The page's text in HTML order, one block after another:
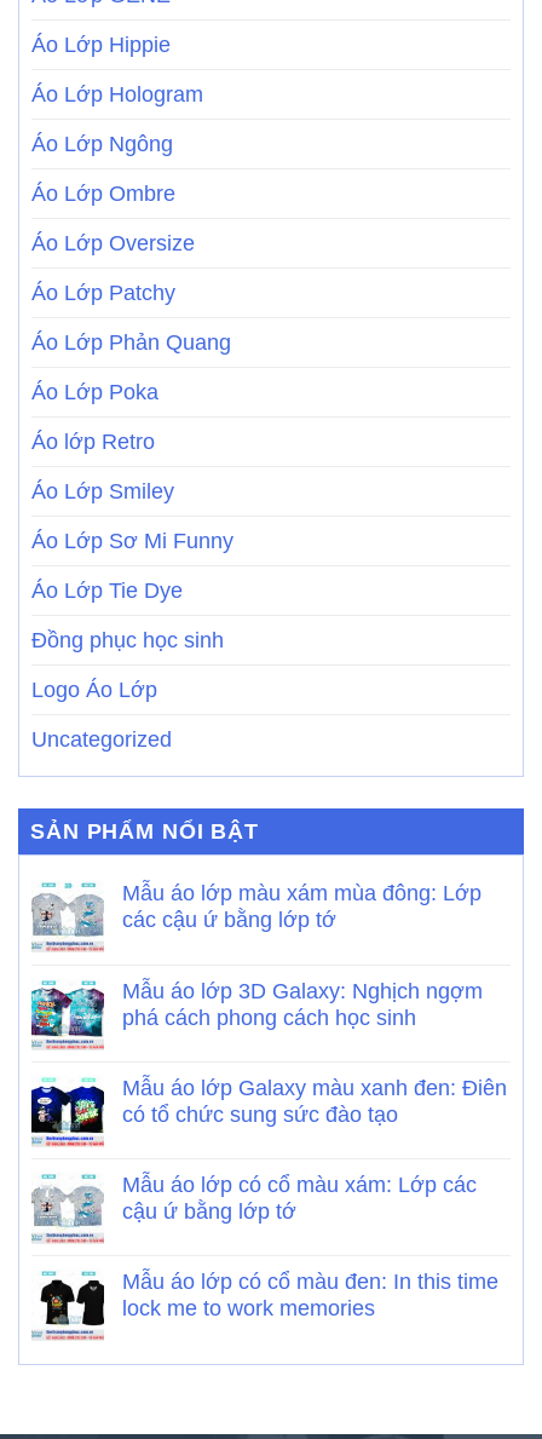
Áo Lớp Hippie
Áo Lớp Hologram
Áo Lớp Ngông
Áo Lớp Ombre
Áo Lớp Oversize
Áo Lớp Patchy
Áo Lớp Phản Quang
Áo Lớp Poka
Áo lớp Retro
Áo Lớp Smiley
Áo Lớp Sơ Mi Funny
Áo Lớp Tie Dye
Đồng phục học sinh
Logo Áo Lớp
Uncategorized
SẢN PHẨM NỔI BẬT
Mẫu áo lớp màu xám mùa đông: Lớp
các cậu ứ bằng lớp tớ
Mẫu áo lớp 3D Galaxy: Nghịch ngợm
phá cách phong cách học sinh
Mẫu áo lớp Galaxy màu xanh đen: Điên
có tổ chức sung sức đào tạo
Mẫu áo lớp có cổ màu xám: Lớp các
cậu ứ bằng lớp tớ
Mẫu áo lớp có cổ màu đen: In this time
lock me to work memories